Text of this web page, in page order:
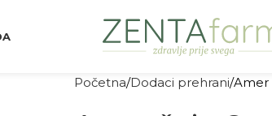
Početna Dodaci prehrani Amer